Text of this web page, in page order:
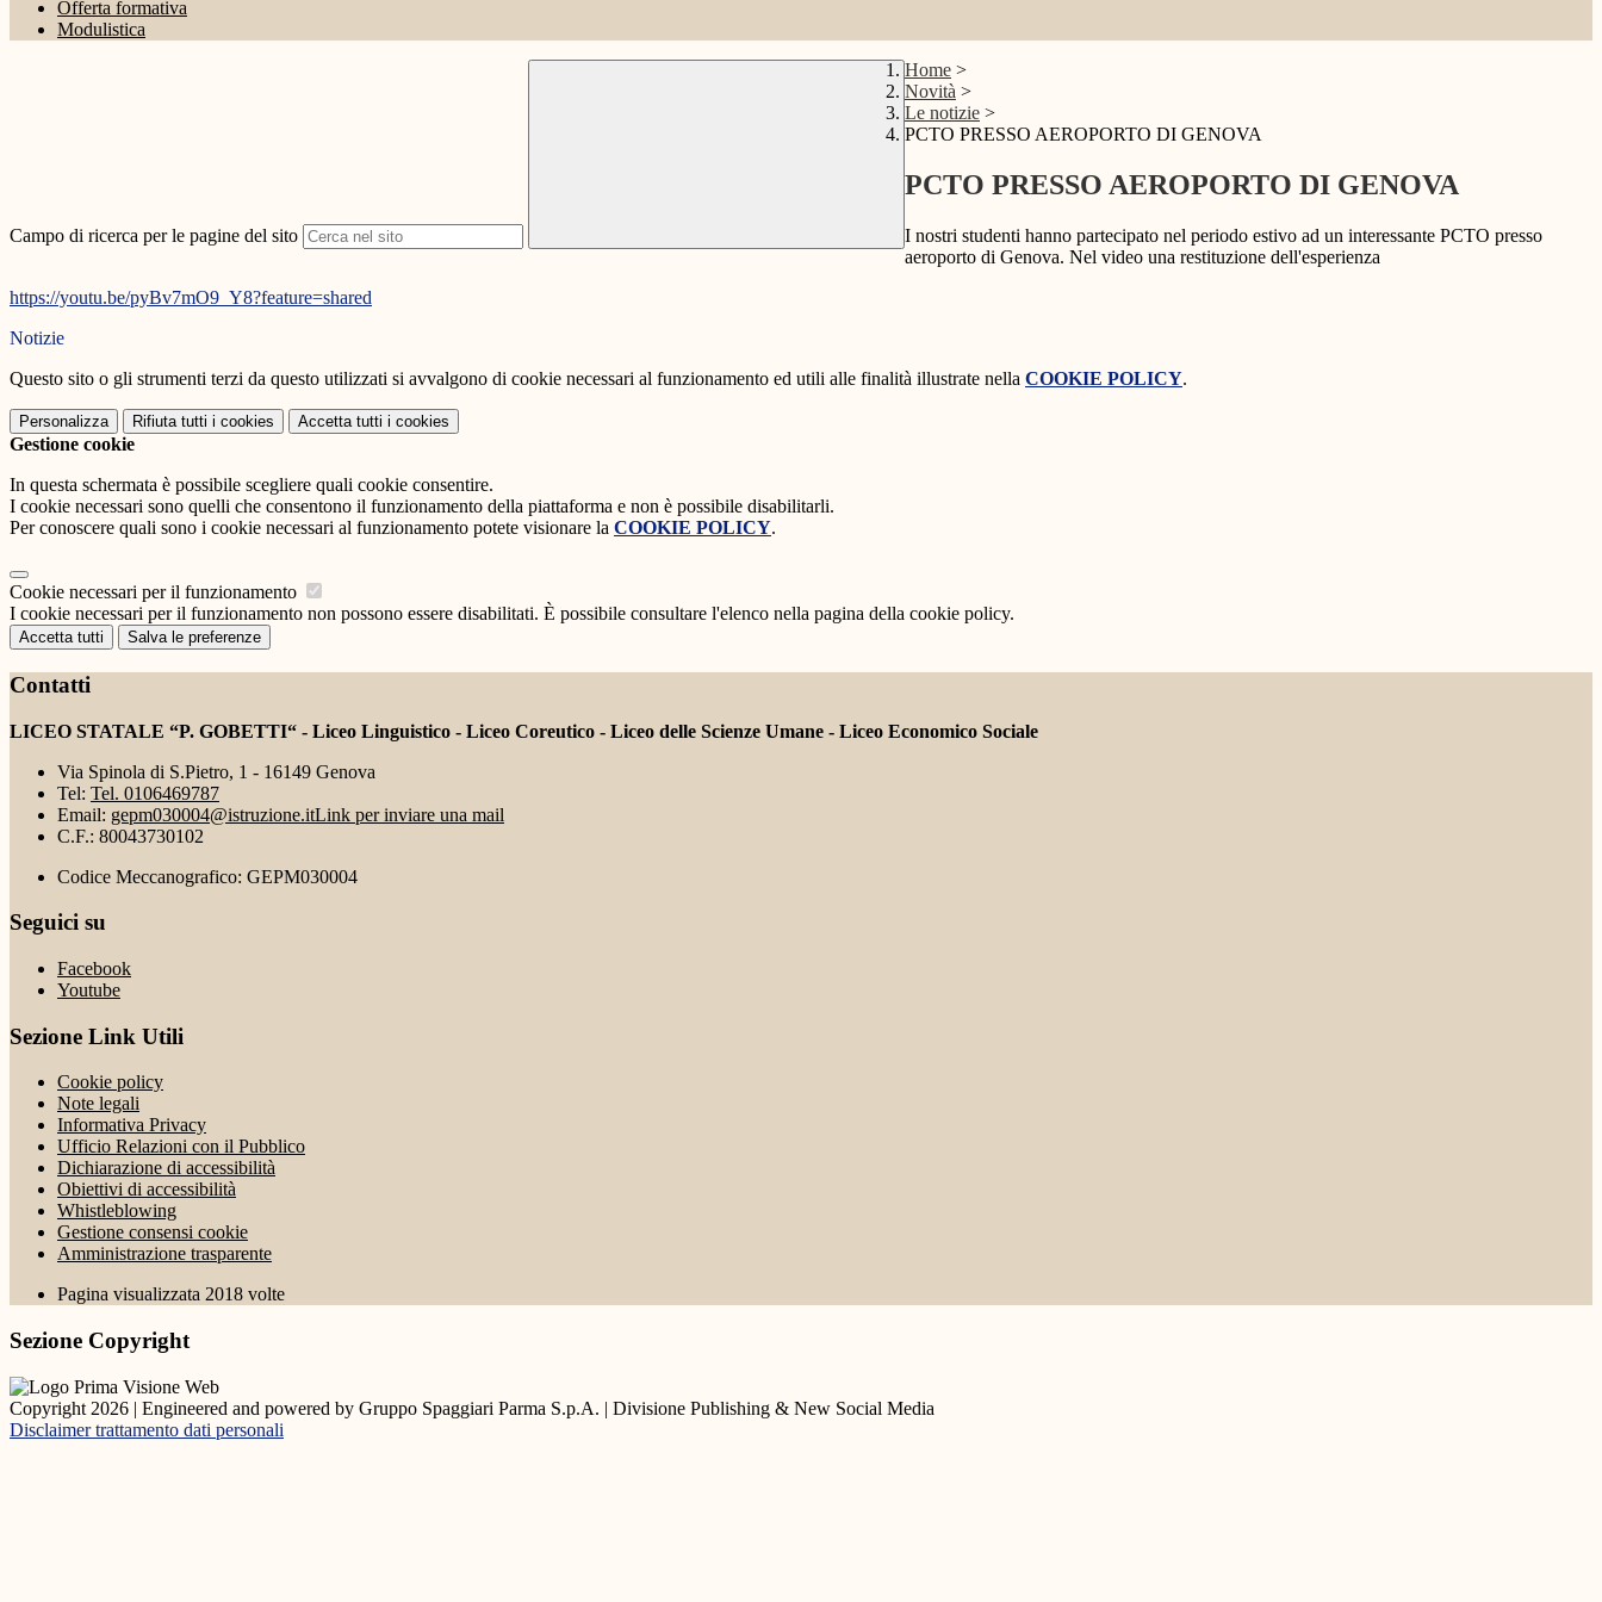
Offerta formativa
Modulistica
Campo di ricerca per le pagine del sito
Home >
Novità >
Le notizie >
PCTO PRESSO AEROPORTO DI GENOVA
PCTO PRESSO AEROPORTO DI GENOVA
I nostri studenti hanno partecipato nel periodo estivo ad un interessante PCTO presso
aeroporto di Genova. Nel video una restituzione dell'esperienza
https://youtu.be/pyBv7mO9_Y8?feature=shared
Notizie
Questo sito o gli strumenti terzi da questo utilizzati si avvalgono di cookie necessari al funzionamento ed utili alle finalità illustrate nella COOKIE POLICY.
Personalizza Rifiuta tutti i cookies Accetta tutti i cookies
Gestione cookie
In questa schermata è possibile scegliere quali cookie consentire.
I cookie necessari sono quelli che consentono il funzionamento della piattaforma e non è possibile disabilitarli.
Per conoscere quali sono i cookie necessari al funzionamento potete visionare la COOKIE POLICY.
Cookie necessari per il funzionamento
I cookie necessari per il funzionamento non possono essere disabilitati. È possibile consultare l'elenco nella pagina della cookie policy.
Accetta tutti Salva le preferenze
Contatti
LICEO STATALE “P. GOBETTI“ - Liceo Linguistico - Liceo Coreutico - Liceo delle Scienze Umane - Liceo Economico Sociale
Via Spinola di S.Pietro, 1 - 16149 Genova
Tel: Tel. 0106469787
Email: gepm030004@istruzione.itLink per inviare una mail
C.F.: 80043730102
Codice Meccanografico: GEPM030004
Seguici su
Facebook
Youtube
Sezione Link Utili
Cookie policy
Note legali
Informativa Privacy
Ufficio Relazioni con il Pubblico
Dichiarazione di accessibilità
Obiettivi di accessibilità
Whistleblowing
Gestione consensi cookie
Amministrazione trasparente
Pagina visualizzata 2018 volte
Sezione Copyright
Copyright 2026 | Engineered and powered by Gruppo Spaggiari Parma S.p.A. | Divisione Publishing & New Social Media
Disclaimer trattamento dati personali